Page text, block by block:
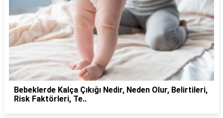
Bebeklerde Kalça Çıkığı Nedir, Neden Olur, Belirtileri,
Risk Faktörleri, Te..